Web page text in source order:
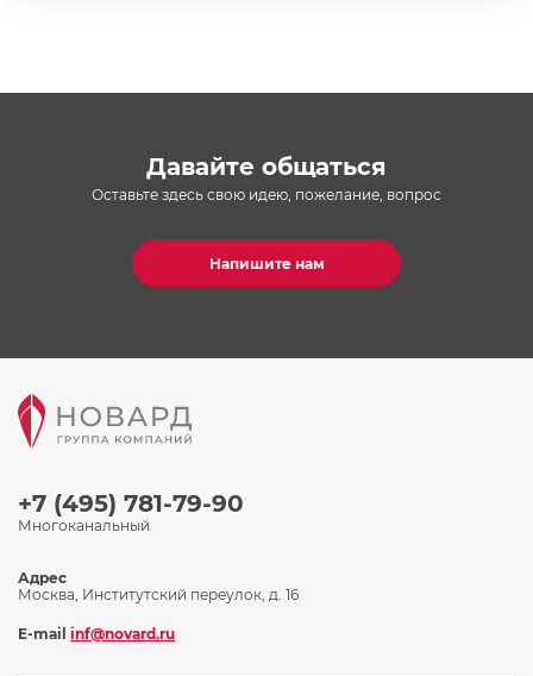
Давайте общаться
Оставьте здесь свою идею, пожелание, вопрос
Напишите нам
+7 (495) 781-79-90
Многоканальный
Адрес
Москва, Институтский переулок, д. 16
E-mail inf@novard.ru